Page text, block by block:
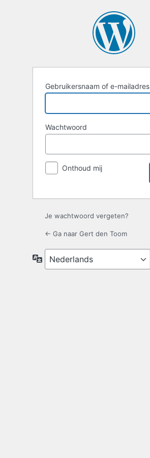
Gebruikersnaam of e-mailadres
Wachtwoord
Onthoud mij
Je wachtwoord vergeten?
← Ga naar Gert den Toom
Taal